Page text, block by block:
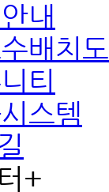
내
배치도
티
스템
+